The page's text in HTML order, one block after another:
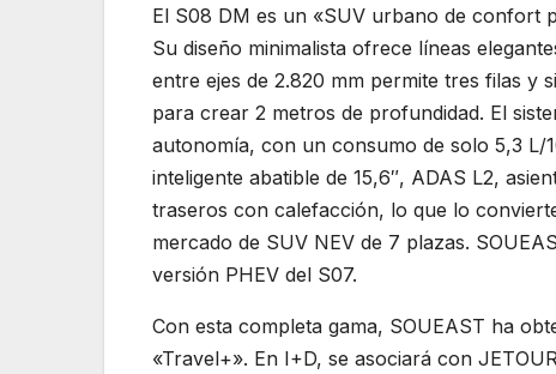
El S08 DM es un «SUV urbano de confort
Su diseño minimalista ofrece líneas
entre ejes de 2.820 mm permite tres filas y
para crear 2 metros de profundidad. El
autonomía, con un consumo de solo 5,3
inteligente abatible de 15,6″, ADAS L2,
traseros con calefacción, lo que lo
mercado de SUV NEV de 7 plazas.
versión PHEV del S07.
Con esta completa gama, SOUEAST ha
«Travel+». En I+D, se asociará con